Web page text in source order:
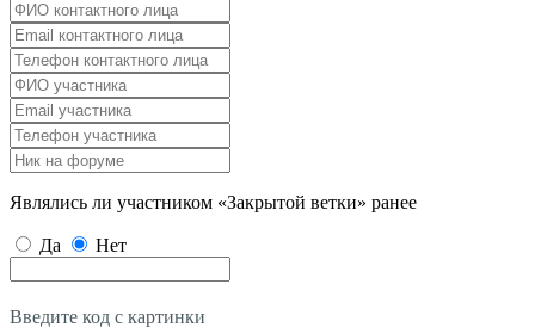
Являлись ли участником «Закрытой ветки» ранее
Да Нет
Введите код с картинки